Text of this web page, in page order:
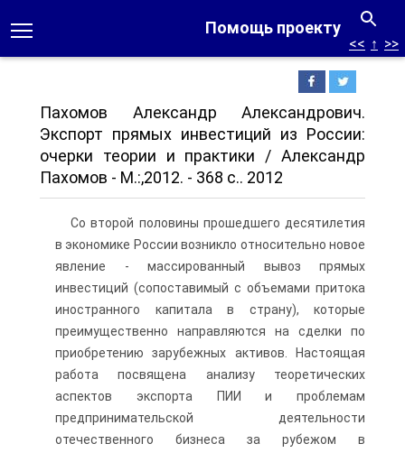
Помощь проекту
<< ↑ >>
Пахомов Александр Александрович.
Экспорт прямых инвестиций из России:
очерки теории и практики / Александр
Пахомов - M.:,2012. - 368 с.. 2012
Со второй половины прошедшего десятилетия
в экономике России возникло относительно новое
явление - массированный вывоз прямых
инвестиций (сопоставимый с объемами притока
иностранного капитала в страну), которые
преимущественно направляются на сделки по
приобретению зарубежных активов. Настоящая
работа посвящена анализу теоретических
аспектов экспорта ПИИ и проблемам
предпринимательской деятельности
отечественного бизнеса за рубежом в